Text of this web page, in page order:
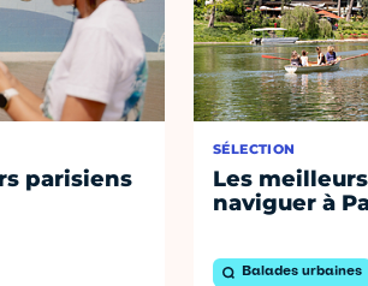
parisiens
SÉLECTION
Les
naviguer à
Balades urbaines